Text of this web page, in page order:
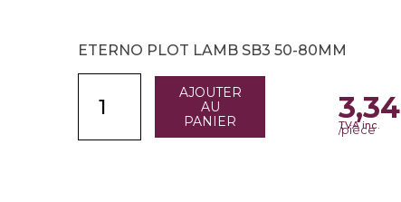
ETERNO PLOT LAMB SB3 50-80MM
AJOUTER
AU
PANIER
3,34
TVA inc.
/pièce